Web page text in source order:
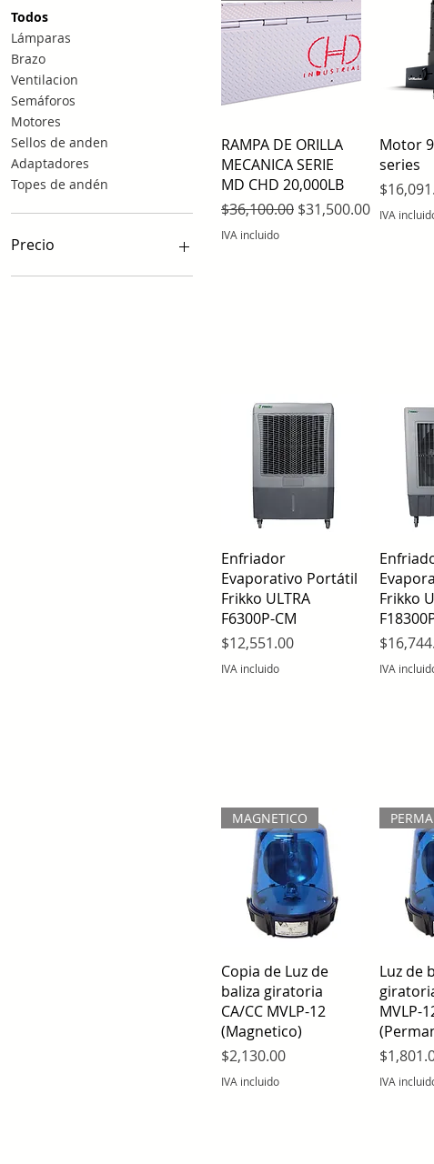
Todos
Lámparas
Brazo
Ventilacion
Semáforos
Motores
Sellos de anden
Adaptadores
Topes de andén
Precio
Vista rápida
RAMPA DE ORILLA
MECANICA SERIE
MD CHD 20,000LB
Precio
$36,100.00 Precio de oferta
$31,500.00
IVA incluido
Motor
series
Precio
IVA
Vista rápida
Enfriador
Evaporativo Portátil
Frikko ULTRA
F6300P-CM
Precio
$12,551.00
IVA incluido
Frikko
Precio
IVA
Vista rápida
MAGNETICO
Copia de Luz de
baliza giratoria
CA/CC MVLP-12
(Magnetico)
Precio
$2,130.00
IVA incluido
Luz de
MVLP-
Precio
IVA